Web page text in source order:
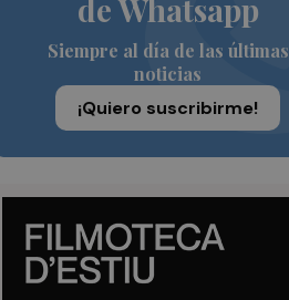
de Whatsapp
Siempre al día de las últimas
noticias
¡Quiero suscribirme!